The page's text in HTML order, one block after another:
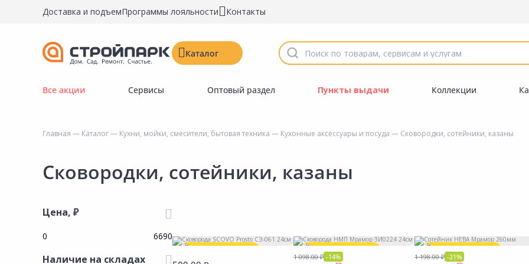
Доставка и подъемПрограммы лояльности Контакты
Каталог
Строительные материалы
Инструменты и крепёж
Керамическая плитка
Все акции Сервисы Оптовый раздел Пункты выдачи Коллекции
Главная — Каталог— Кухни, мойки, смесители, бытовая техника — Кухонные аксессуары и посуда — Сковородки, сотейники, казаны
Сковородки, сотейники, казаны
Цена, ₽
Наличие на складах
Акция*
1 098.00 ₽ -14%
Акция*
1 198.00 ₽ -21%